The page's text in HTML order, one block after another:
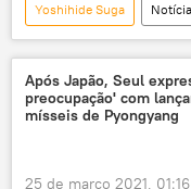
Yoshihide Suga
Mundo
Japão
Coreia do Sul
Após Japão, Seul
preocupação' com
mísseis de Pyongyang
25 de março 2021, 01:16